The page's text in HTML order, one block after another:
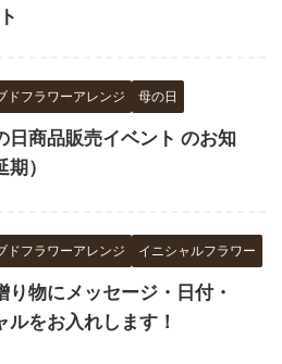
ドフラワーアレンジ 母の日
日商品販売イベント のお知
）
ドフラワーアレンジ イニシャルフラワー
り物にメッセージ・日付・
ルをお入れします！